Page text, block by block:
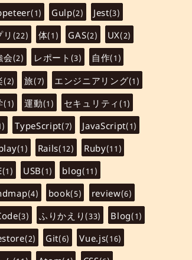
(1) Gulp(2) Jest(3)
(22) 体(1) GAS(2) UX(2)
会(2) レポート (3) 自作(1)
(2) 旅(7) エンジニアリング(1)
(1) 運動(1) セキュリティ (1)
TypeScript(7) JavaScript(1)
(1) Rails(12) Ruby(11)
(1) USB(1) blog(11)
(4) book(5) review(6)
(3) ふりかえり (33) Blog(1)
(2) Git(6) Vue.js(16)